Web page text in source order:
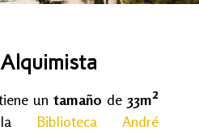
un tamaño de 33m²
la Biblioteca André